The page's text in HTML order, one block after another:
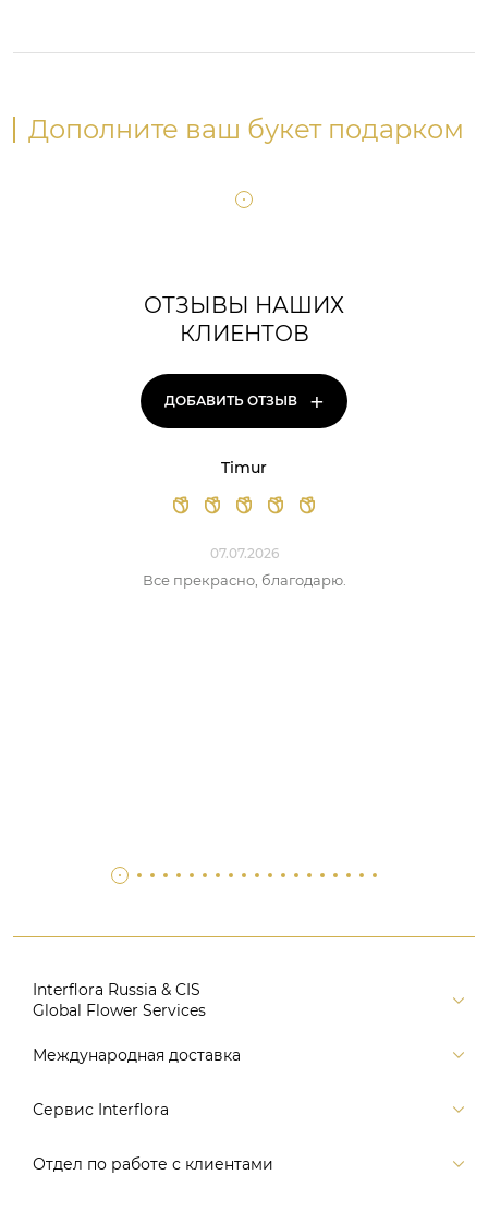
Дополните ваш букет подарком
ОТЗЫВЫ НАШИХ
КЛИЕНТОВ
ДОБАВИТЬ ОТЗЫВ +
Timur
07.07.2026
Все прекрасно, благодарю.
Interflora Russia & CIS
Global Flower Services
Версия для печати
Поиск
Международная доставка
Россия
Европа
Сервис Interflora
Заказ и оплата
Отдел по работе с клиентами